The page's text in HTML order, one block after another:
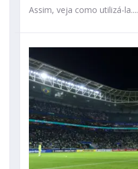
Assim, veja como utilizá-la....